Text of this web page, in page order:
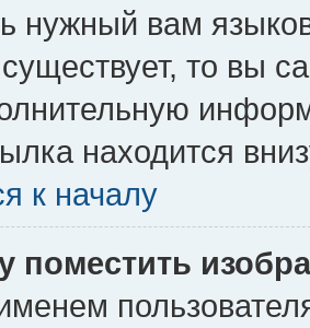
нужный вам
то вы
находится
к началу
поместить